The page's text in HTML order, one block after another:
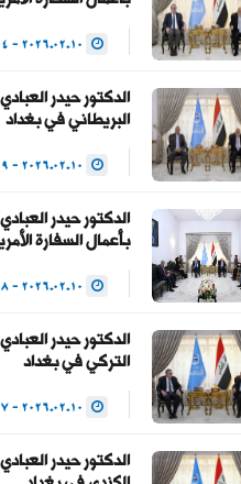
Al-Abadi
(@HaiderAlAbadi)
January 23, 2026
الدكتور حيدر
البريطاني في بغداد
الدكتور حيدر
بأعمال السفارة
الدكتور حيدر
التركي في بغداد
الدكتور حيدر